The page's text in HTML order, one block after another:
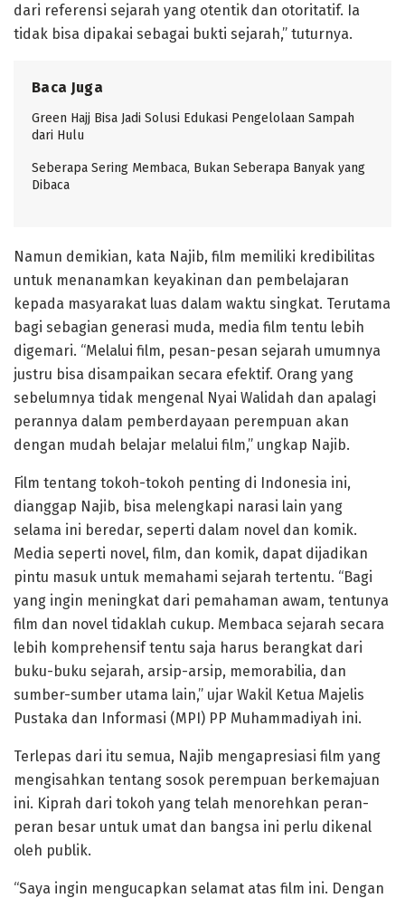
dari referensi sejarah yang otentik dan otoritatif. Ia
tidak bisa dipakai sebagai bukti sejarah,” tuturnya.
Baca Juga
Green Hajj Bisa Jadi Solusi Edukasi Pengelolaan Sampah
dari Hulu
Seberapa Sering Membaca, Bukan Seberapa Banyak yang
Dibaca
Namun demikian, kata Najib, film memiliki kredibilitas
untuk menanamkan keyakinan dan pembelajaran
kepada masyarakat luas dalam waktu singkat. Terutama
bagi sebagian generasi muda, media film tentu lebih
digemari. “Melalui film, pesan-pesan sejarah umumnya
justru bisa disampaikan secara efektif. Orang yang
sebelumnya tidak mengenal Nyai Walidah dan apalagi
perannya dalam pemberdayaan perempuan akan
dengan mudah belajar melalui film,” ungkap Najib.
Film tentang tokoh-tokoh penting di Indonesia ini,
dianggap Najib, bisa melengkapi narasi lain yang
selama ini beredar, seperti dalam novel dan komik.
Media seperti novel, film, dan komik, dapat dijadikan
pintu masuk untuk memahami sejarah tertentu. “Bagi
yang ingin meningkat dari pemahaman awam, tentunya
film dan novel tidaklah cukup. Membaca sejarah secara
lebih komprehensif tentu saja harus berangkat dari
buku-buku sejarah, arsip-arsip, memorabilia, dan
sumber-sumber utama lain,” ujar Wakil Ketua Majelis
Pustaka dan Informasi (MPI) PP Muhammadiyah ini.
Terlepas dari itu semua, Najib mengapresiasi film yang
mengisahkan tentang sosok perempuan berkemajuan
ini. Kiprah dari tokoh yang telah menorehkan peran-
peran besar untuk umat dan bangsa ini perlu dikenal
oleh publik.
“Saya ingin mengucapkan selamat atas film ini. Dengan